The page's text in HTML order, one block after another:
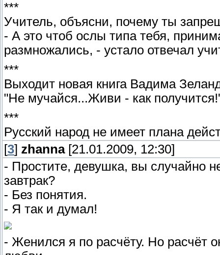
***
Учитель, объясни, почему ты
- А это чтоб ослы типа тебя,
размножались, - устало отвечал
***
Выходит новая книга Вадима
"Не мучайся...Живи - как
***
Русский народ не имеет плана
[3] zhanna[21.01.2009, 12:30]
- Простите, девушка, вы случайно
завтрак?
- Без понятия.
- Я так и думал!
- Женился я по расчёту. Но расчёт